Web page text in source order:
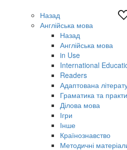
Назад
Англійська мова
Назад
Англійська мова
in Use
International
Readers
Адаптована
Граматика та
Ділова мова
Ігри
Інше
Країнознавство
Методичні